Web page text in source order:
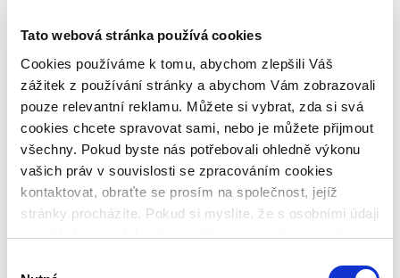
Tato webová stránka používá cookies
Cookies používáme k tomu, abychom zlepšili Váš
zážitek z používání stránky a abychom Vám zobrazovali
pouze relevantní reklamu. Můžete si vybrat, zda si svá
cookies chcete spravovat sami, nebo je můžete přijmout
všechny. Pokud byste nás potřebovali ohledně výkonu
vašich práv v souvislosti se zpracováním cookies
kontaktovat, obraťte se prosím na společnost, jejíž
stránky procházíte. Pokud si myslíte, že s osobními údaji
nenakládáme, jak bychom měli, máte možnost podat
Pravidelné informace o poskytovatelích
úvěrů
Co je inflace, jaké jsou druhy a jaká bude
meziroční inflace?